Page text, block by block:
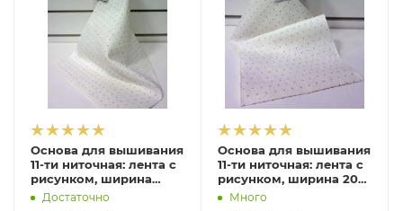
Основа для вышивания
11-ти ниточная: лента с
рисунком, ширина
30см, Vaupel, 5162-300
Достаточно
Основа для вышивания
11-ти ниточная: лента с
рисунком, ширина 20
см, Vaupel, 5162-200
Много